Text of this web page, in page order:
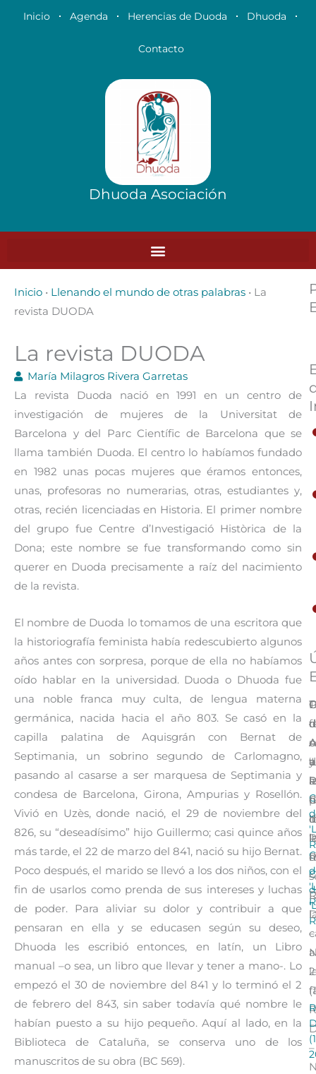
Inicio Agenda Herencias de Duoda Dhuoda
Contacto
Dhuoda Asociación
Inicio • Llenando el mundo de otras palabras • La
revista DUODA
La revista DUODA
María Milagros Rivera Garretas
La revista Duoda nació en 1991 en un centro de
investigación de mujeres de la Universitat de
Barcelona y del Parc Científic de Barcelona que se
llama también Duoda. El centro lo habíamos fundado
en 1982 unas pocas mujeres que éramos entonces,
unas, profesoras no numerarias, otras, estudiantes y,
otras, recién licenciadas en Historia. El primer nombre
del grupo fue Centre d’Investigació Històrica de la
Dona; este nombre se fue transformando como sin
querer en Duoda precisamente a raíz del nacimiento
de la revista.
El nombre de Duoda lo tomamos de una escritora que
la historiografía feminista había redescubierto algunos
años antes con sorpresa, porque de ella no habíamos
oído hablar en la universidad. Duoda o Dhuoda fue
una noble franca muy culta, de lengua materna
germánica, nacida hacia el año 803. Se casó en la
capilla palatina de Aquisgrán con Bernat de
Septimania, un sobrino segundo de Carlomagno,
pasando al casarse a ser marquesa de Septimania y
condesa de Barcelona, Girona, Ampurias y Rosellón.
Vivió en Uzès, donde nació, el 29 de noviembre del
826, su “deseadísimo” hijo Guillermo; casi quince años
más tarde, el 22 de marzo del 841, nació su hijo Bernat.
Poco después, el marido se llevó a los dos niños, con el
fin de usarlos como prenda de sus intereses y luchas
de poder. Para aliviar su dolor y contribuir a que
pensaran en ella y se educasen según su deseo,
Dhuoda les escribió entonces, en latín, un Libro
manual –o sea, un libro que llevar y tener a mano-. Lo
empezó el 30 de noviembre del 841 y lo terminó el 2
de febrero del 843, sin saber todavía qué nombre le
habían puesto a su hijo pequeño. Aquí al lado, en la
Biblioteca de Cataluña, se conserva uno de los
manuscritos de su obra (BC 569).
a
y
–
a
–
–
2